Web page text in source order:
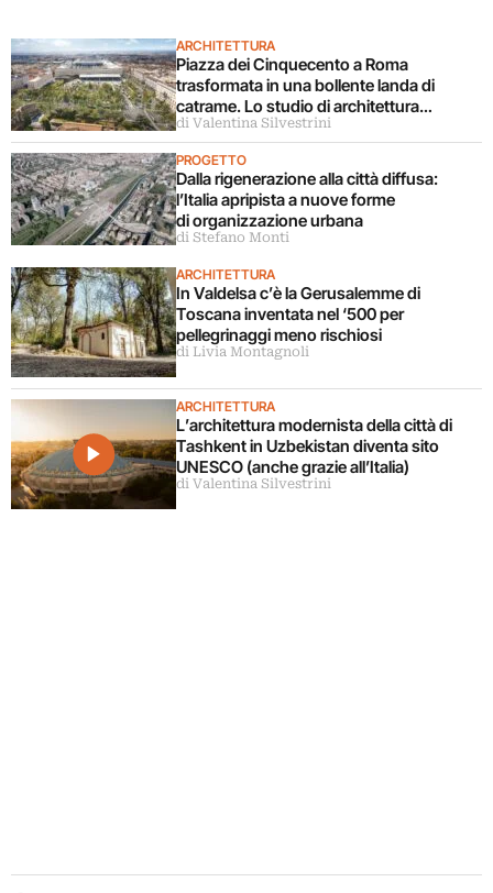
ARCHITETTURA
Piazza dei Cinquecento a Roma
trasformata in una bollente landa di
catrame. Lo studio di architettura
disconosce il progetto
di Valentina Silvestrini
PROGETTO
Dalla rigenerazione alla città diffusa:
l’Italia apripista a nuove forme
di organizzazione urbana
di Stefano Monti
ARCHITETTURA
In Valdelsa c’è la Gerusalemme di
Toscana inventata nel ‘500 per
pellegrinaggi meno rischiosi
di Livia Montagnoli
ARCHITETTURA
L’architettura modernista della città di
Tashkent in Uzbekistan diventa sito
UNESCO (anche grazie all’Italia)
di Valentina Silvestrini